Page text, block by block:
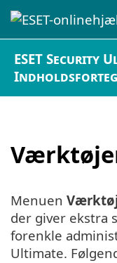
ESET Security
Menuen
der giver ekstra
forenkle
Ultimate.